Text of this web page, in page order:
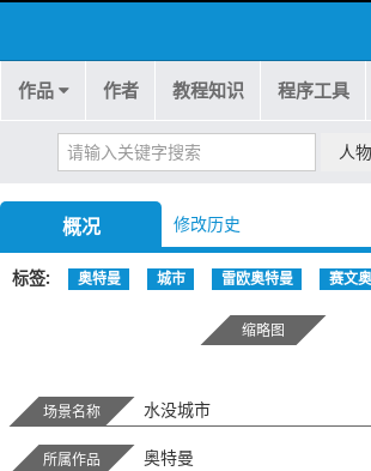
作品 作者 教程知识 程序工具
人物
概况 修改历史
标签 奥特曼 城市 雷欧奥特曼 赛文
缩略图
场景名称 水没城市
所属作品 奥特曼